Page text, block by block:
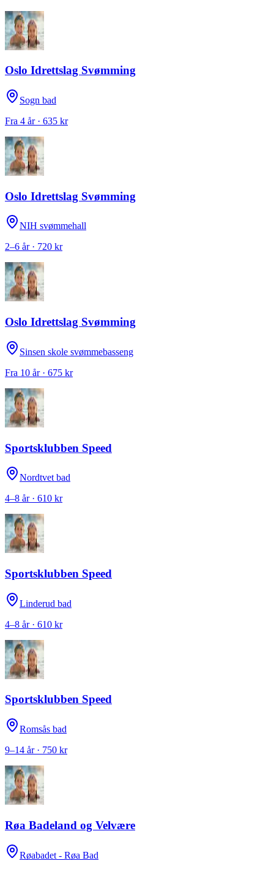
Oslo Idrettslag Svømming
Sogn bad
Fra 4 år · 635 kr
Oslo Idrettslag Svømming
NIH svømmehall
2–6 år · 720 kr
Oslo Idrettslag Svømming
Sinsen skole svømmebasseng
Fra 10 år · 675 kr
Sportsklubben Speed
Nordtvet bad
4–8 år · 610 kr
Sportsklubben Speed
Linderud bad
4–8 år · 610 kr
Sportsklubben Speed
Romsås bad
9–14 år · 750 kr
Røa Badeland og Velvære
Røabadet - Røa Bad